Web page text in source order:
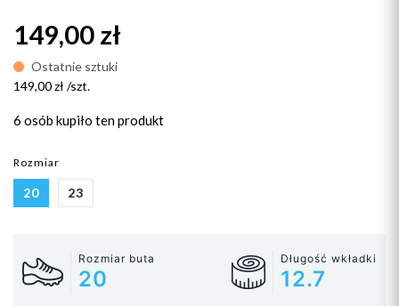
149,00 zł
Ostatnie sztuki
149,00 zł /szt.
6 osób kupiło ten produkt
Rozmiar
20 23
Rozmiar buta
20
Długość wkładki
12.7